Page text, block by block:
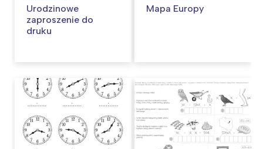
Urodzinowe
zaproszenie do
druku
Mapa Europy